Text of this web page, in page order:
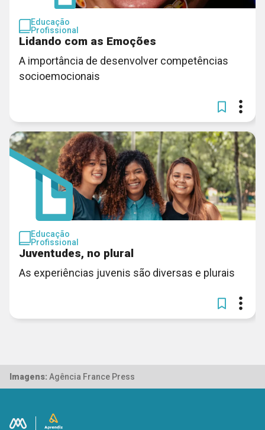
Educação
Profissional
Lidando com as Emoções
A importância de desenvolver competências
socioemocionais
Educação
Profissional
Juventudes, no plural
As experiências juvenis são diversas e plurais
Imagens: Agência France Press